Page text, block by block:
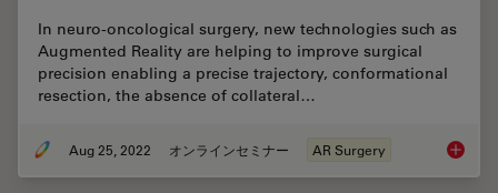
In neuro-oncological surgery, new technologies such as
Augmented Reality are helping to improve surgical
precision enabling a precise trajectory, conformational
resection, the absence of collateral…
Aug 25, 2022 オンラインセミナー AR Surgery